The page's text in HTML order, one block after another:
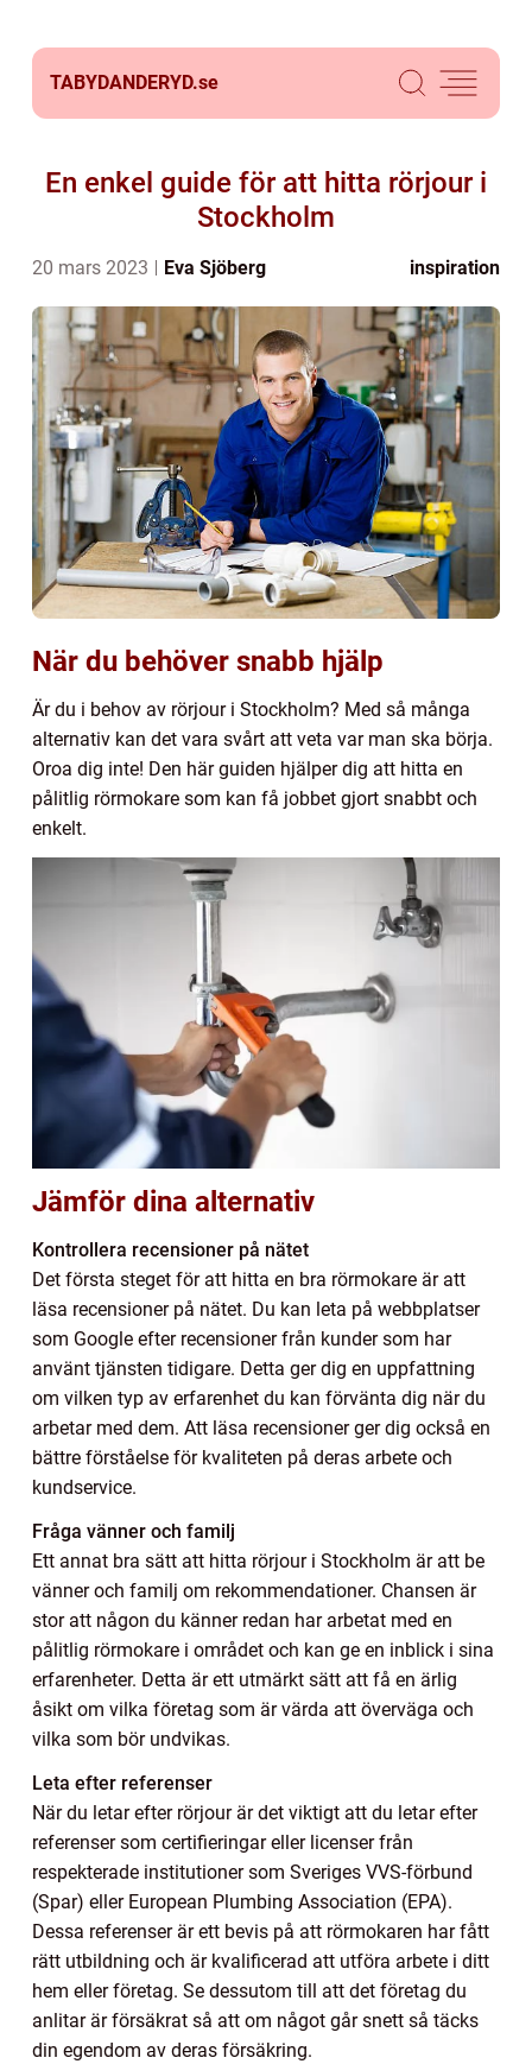
TABYDANDERYD.se
En enkel guide för att hitta rörjour i
Stockholm
20 mars 2023 Eva Sjöberg inspiration
När du behöver snabb hjälp
Är du i behov av rörjour i Stockholm? Med så många
alternativ kan det vara svårt att veta var man ska börja.
Oroa dig inte! Den här guiden hjälper dig att hitta en
pålitlig rörmokare som kan få jobbet gjort snabbt och
enkelt.
Jämför dina alternativ
Kontrollera recensioner på nätet
Det första steget för att hitta en bra rörmokare är att
läsa recensioner på nätet. Du kan leta på webbplatser
som Google efter recensioner från kunder som har
använt tjänsten tidigare. Detta ger dig en uppfattning
om vilken typ av erfarenhet du kan förvänta dig när du
arbetar med dem. Att läsa recensioner ger dig också en
bättre förståelse för kvaliteten på deras arbete och
kundservice.
Fråga vänner och familj
Ett annat bra sätt att hitta rörjour i Stockholm är att be
vänner och familj om rekommendationer. Chansen är
stor att någon du känner redan har arbetat med en
pålitlig rörmokare i området och kan ge en inblick i sina
erfarenheter. Detta är ett utmärkt sätt att få en ärlig
åsikt om vilka företag som är värda att överväga och
vilka som bör undvikas.
Leta efter referenser
När du letar efter rörjour är det viktigt att du letar efter
referenser som certifieringar eller licenser från
respekterade institutioner som Sveriges VVS-förbund
(Spar) eller European Plumbing Association (EPA).
Dessa referenser är ett bevis på att rörmokaren har fått
rätt utbildning och är kvalificerad att utföra arbete i ditt
hem eller företag. Se dessutom till att det företag du
anlitar är försäkrat så att om något går snett så täcks
din egendom av deras försäkring.